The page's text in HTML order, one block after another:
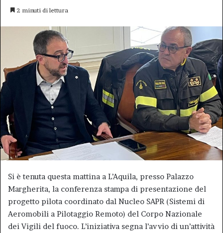
2 minuti di lettura
Si è tenuta questa mattina a L’Aquila, presso Palazzo
Margherita, la conferenza stampa di presentazione del
progetto pilota coordinato dal Nucleo SAPR (Sistemi di
Aeromobili a Pilotaggio Remoto) del Corpo Nazionale
dei Vigili del fuoco. L’iniziativa segna l’avvio di un’attività